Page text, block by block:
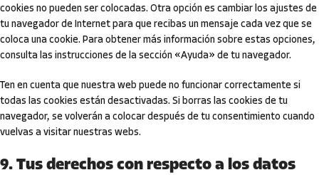
cookies no pueden ser colocadas. Otra opción es cambiar los ajustes de
tu navegador de Internet para que recibas un mensaje cada vez que se
coloca una cookie. Para obtener más información sobre estas opciones,
consulta las instrucciones de la sección «Ayuda» de tu navegador.
Ten en cuenta que nuestra web puede no funcionar correctamente si
todas las cookies están desactivadas. Si borras las cookies de tu
navegador, se volverán a colocar después de tu consentimiento cuando
vuelvas a visitar nuestras webs.
9. Tus derechos con respecto a los datos